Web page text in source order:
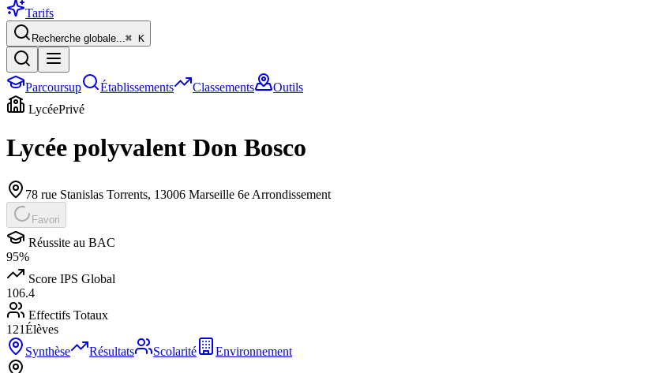
Tarifs
Recherche globale...⌘ K
Parcoursup Établissements Classements
Outils
LycéePrivé
Lycée polyvalent Don Bosco
78 rue Stanislas Torrents, 13006 Marseille 6e Arrondissement
Favori
Réussite au BAC
95%
Score IPS Global
106.4
Effectifs Totaux
121Élèves
Synthèse
Résultats Scolarité Environnement